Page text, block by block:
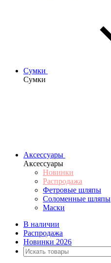
Сумки
Сумки
Аксессуары
Аксессуары
Новинки
Распродажа
Фетровые шляпы
Соломенные шляпы
Маски
В наличии
Распродажа
Новинки 2026